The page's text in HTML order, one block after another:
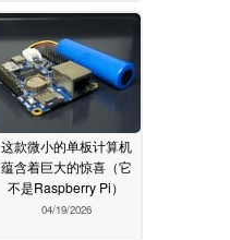
这款微小的单板计算机
蕴含着巨大的惊喜（它
不是Raspberry Pi）
04/19/2026